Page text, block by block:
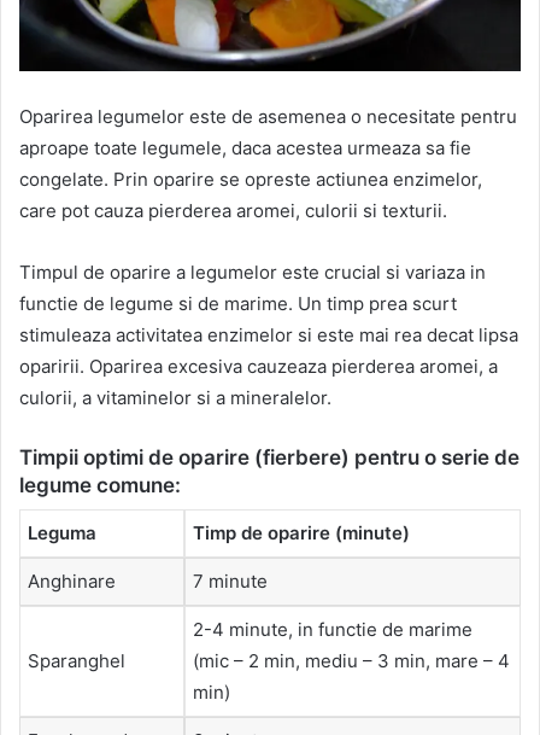
Oparirea legumelor este de asemenea o necesitate pentru
aproape toate legumele, daca acestea urmeaza sa fie
congelate. Prin oparire se opreste actiunea enzimelor,
care pot cauza pierderea aromei, culorii si texturii.
Timpul de oparire a legumelor este crucial si variaza in
functie de legume si de marime. Un timp prea scurt
stimuleaza activitatea enzimelor si este mai rea decat lipsa
oparirii. Oparirea excesiva cauzeaza pierderea aromei, a
culorii, a vitaminelor si a mineralelor.
Timpii optimi de oparire (fierbere) pentru o serie de
legume comune:
Leguma Timp de oparire (minute)
Anghinare 7 minute
Sparanghel
2-4 minute, in functie de marime
(mic – 2 min, mediu – 3 min, mare – 4
min)